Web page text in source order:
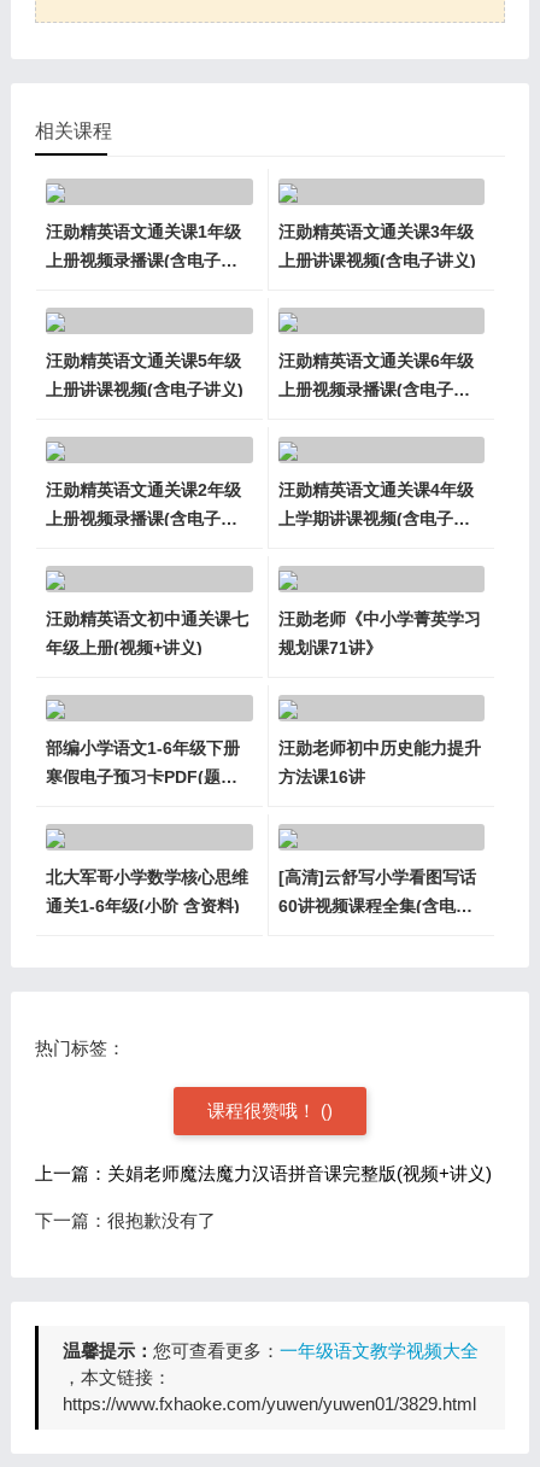
相关课程
汪勋精英语文通关课1年级
上册视频录播课(含电子讲
汪勋精英语文通关课3年级
上册讲课视频(含电子讲义)
汪勋精英语文通关课5年级
上册讲课视频(含电子讲义)
汪勋精英语文通关课6年级
上册视频录播课(含电子讲
汪勋精英语文通关课2年级
上册视频录播课(含电子讲
汪勋精英语文通关课4年级
上学期讲课视频(含电子讲
汪勋精英语文初中通关课七
年级上册(视频+讲义)
汪勋老师《中小学菁英学习
规划课71讲》
部编小学语文1-6年级下册
寒假电子预习卡PDF(题目
汪勋老师初中历史能力提升
方法课16讲
北大军哥小学数学核心思维
通关1-6年级(小阶 含资料)
[高清]云舒写小学看图写话
60讲视频课程全集(含电子
热门标签：
课程很赞哦！ ()
上一篇：关娟老师魔法魔力汉语拼音课完整版(视频+讲义)
下一篇：很抱歉没有了
温馨提示： 您可查看更多： 一年级语文教学视频大全
，本文链接：
https://www.fxhaoke.com/yuwen/yuwen01/3829.html